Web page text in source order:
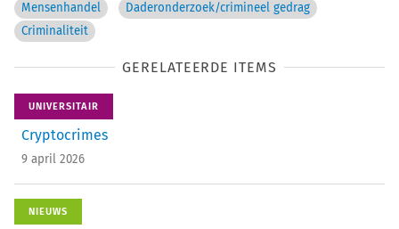
Mensenhandel
Daderonderzoek/crimineel gedrag
Criminaliteit
GERELATEERDE ITEMS
UNIVERSITAIR
Cryptocrimes
9 april 2026
NIEUWS